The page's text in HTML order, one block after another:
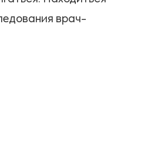
врач-